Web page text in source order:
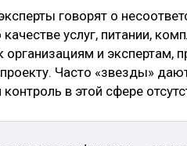
говорят о
услуг, питании,
и экспертам,
Часто «звезды»
в этой сфере